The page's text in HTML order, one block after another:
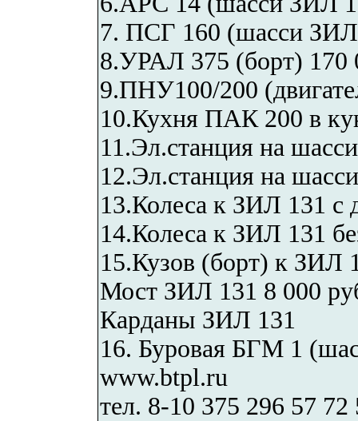
7. ПСГ 160 (шасси ЗИЛ
8.УРАЛ 375 (борт) 170
9.ПНУ100/200
10.Кухня ПАК 200 в
11.Эл.станция на
12.Эл.станция на
13.Колеса к ЗИЛ 131 с
14.Колеса к ЗИЛ 131
15.Кузов (борт) к ЗИЛ
Мост ЗИЛ 131 8 000
Карданы ЗИЛ 131
16. Буровая БГМ 1
www.btpl.ru
тел. 8-10 375 296 57 72